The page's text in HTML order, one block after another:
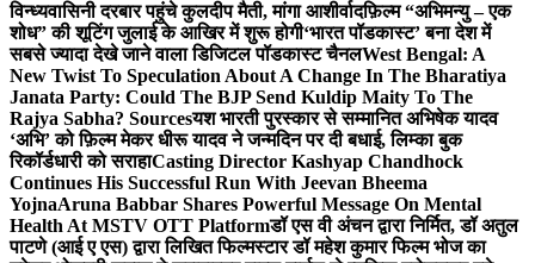
विन्ध्यवासिनी दरबार पहुंचे कुलदीप मैती, मांगा आशीर्वादफ़िल्म “अभिमन्यु – एक
शोध” की शूटिंग जुलाई के आखिर में शुरू होगी‘भारत पॉडकास्ट’ बना देश में
सबसे ज्यादा देखे जाने वाला डिजिटल पॉडकास्ट चैनलWest Bengal: A
New Twist To Speculation About A Change In The Bharatiya
Janata Party: Could The BJP Send Kuldip Maity To The
Rajya Sabha? Sourcesयश भारती पुरस्कार से सम्मानित अभिषेक यादव
‘अभि’ को फ़िल्म मेकर धीरू यादव ने जन्मदिन पर दी बधाई, लिम्का बुक
रिकॉर्डधारी को सराहाCasting Director Kashyap Chandhock
Continues His Successful Run With Jeevan Bheema
YojnaAruna Babbar Shares Powerful Message On Mental
Health At MSTV OTT Platformडॉ एस वी अंचन द्वारा निर्मित, डॉ अतुल
पाटणे (आई ए एस) द्वारा लिखित फिल्मस्टार डॉ महेश कुमार फिल्म भोज का